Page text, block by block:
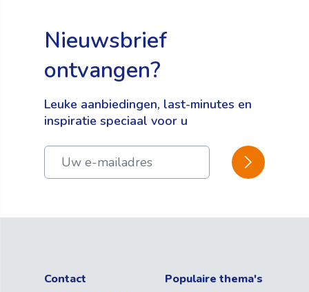
Nieuwsbrief
ontvangen?
Leuke aanbiedingen, last-minutes en
inspiratie speciaal voor u
BEVESTIGEN
Contact
Populaire thema's